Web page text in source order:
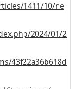
1411/10/ne
2024/01/2
43f22a36b618d